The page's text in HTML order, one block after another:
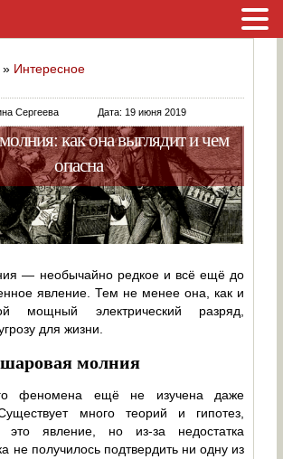
» Интересное
Сергеева Дата: 19 июня 2019
как она выглядит и чем
опасна
— необычайно редкое и всё ещё до
явление. Тем не менее она, как и
мощный электрический разряд,
для жизни.
молния
феномена ещё не изучена даже
много теорий и гипотез,
это явление, но из-за недостатка
не получилось подтвердить ни одну из